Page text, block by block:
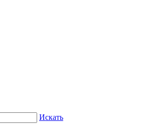
Искать